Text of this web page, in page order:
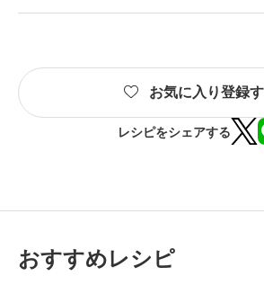
お気に入り登録
レシピをシェアする
おすすめレシピ